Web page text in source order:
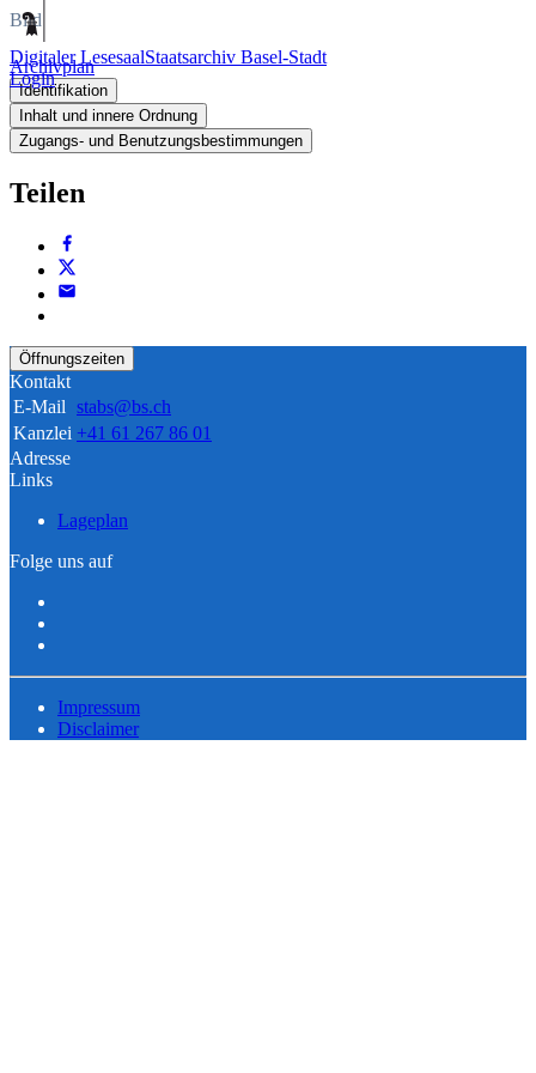
Digitaler LesesaalStaatsarchiv Basel-Stadt
Login
Bild
Archivplan
Identifikation
Inhalt und innere Ordnung
Zugangs- und Benutzungsbestimmungen
Teilen
Öffnungszeiten
Kontakt
E-Mail stabs@bs.ch
Kanzlei +41 61 267 86 01
Adresse
Links
Lageplan
Folge uns auf
Impressum
Disclaimer